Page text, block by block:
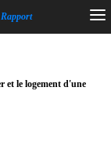
Rapport
et le logement d'une